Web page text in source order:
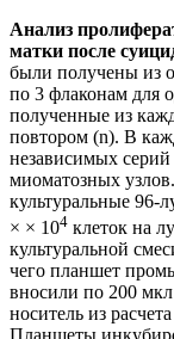
Анализ
матки после
были получены из
по 3 флаконам для
полученные из
повтором (n). В
независимых
миоматозных
культуральные 96-
× × 104 клеток на
культуральной
чего планшет
вносили по 200
носитель из
Планшеты